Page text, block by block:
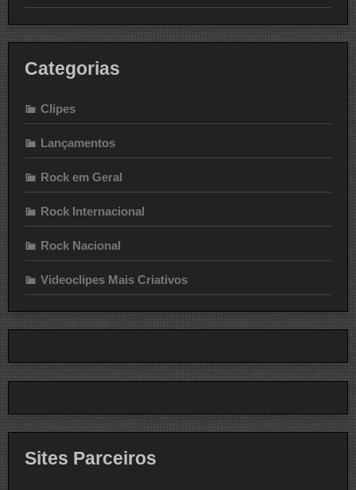
Categorias
Clipes
Lançamentos
Rock em Geral
Rock Internacional
Rock Nacional
Videoclipes Mais Criativos
Sites Parceiros